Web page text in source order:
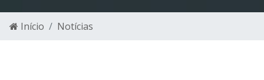
Início Notícias